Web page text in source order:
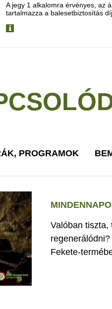
A jegy 1 alkalomra érvényes, az
tartalmazza a balesetbiztosítás
INFO
PROGRAMOK
Valóban tiszta,
Fekete-